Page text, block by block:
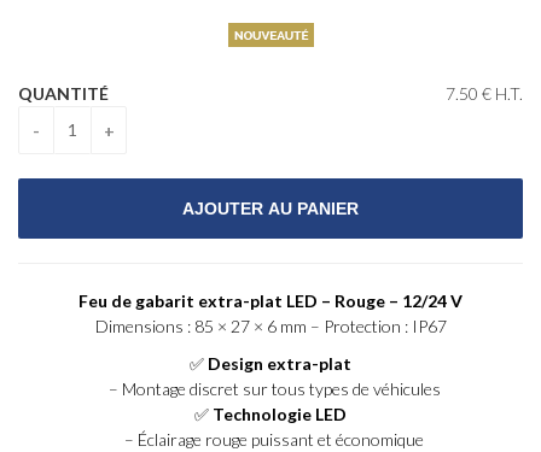
7.50 € H.T.
QUANTITÉ
Feu de gabarit extra-plat LED – Rouge – 12/24 V
Dimensions : 85 × 27 × 6 mm – Protection : IP67
✅ Design extra-plat
– Montage discret sur tous types de véhicules
✅ Technologie LED
– Éclairage rouge puissant et économique